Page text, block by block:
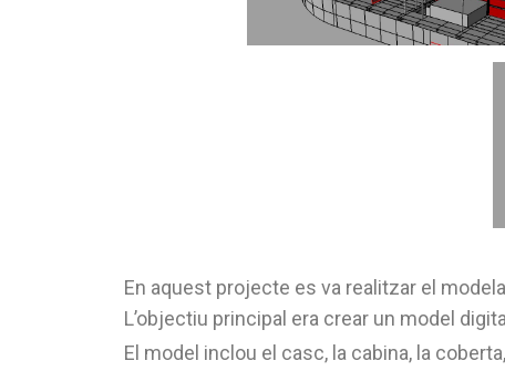
En aquest projecte es va realitzar el
L’objectiu principal era crear un model
El model inclou el casc, la cabina, la